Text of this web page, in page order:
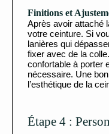
Finitions et
Après avoir attaché
votre ceinture. Si
lanières qui
fixer avec de la
confortable à porter
nécessaire. Une
l’esthétique de la
Étape 4 :